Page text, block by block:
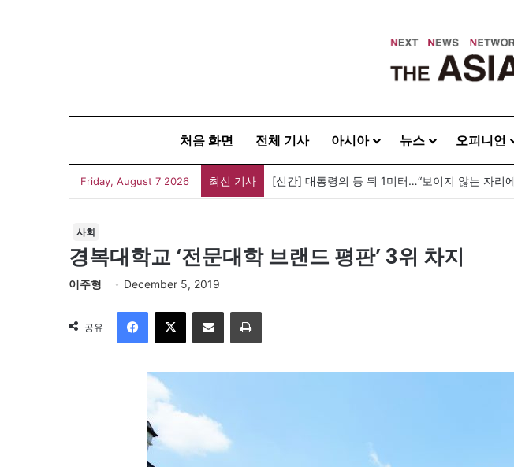
처음 화면 전체 기사 아시아 뉴스 오피니언
Friday, August 7 2026 최신 기사 [신간] 대통령의 등 뒤 1미터…“보이지 않는 자리
사회
경복대학교 ‘전문대학 브랜드 평판’ 3위 차지
이주형 December 5, 2019
공유
이메일